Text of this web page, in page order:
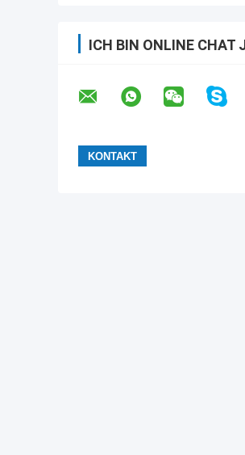
ICH BIN ONLINE CHAT